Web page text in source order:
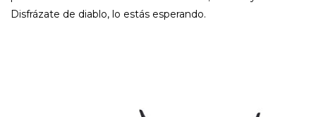
Disfrázate de diablo, lo estás esperando.